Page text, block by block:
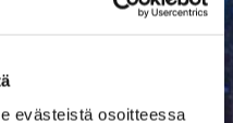
evästeistä osoitteessa